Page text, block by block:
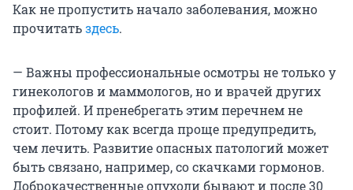
Как не пропустить начало заболевания, можно
прочитатьздесь.
— Важны профессиональные осмотры не только у
гинекологов и маммологов, но и врачей других
профилей. И пренебрегать этим перечнем не
стоит. Потому как всегда проще предупредить,
чем лечить. Развитие опасных патологий может
быть связано, например, со скачками гормонов.
Доброкачественные опухоли бывают и после 30